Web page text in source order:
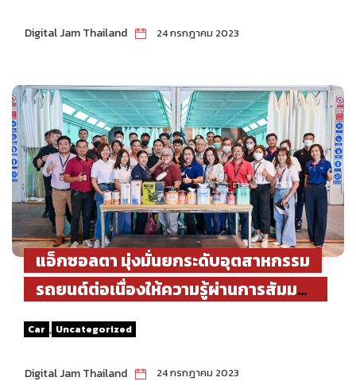
ทริป
Digital Jam Thailand 24 กรกฎาคม 2023
แอ็กซอลตา มุ่งมั่นยกระดับอุตสาหกรรม
รถยนต์ต่อเนื่องให้ความรู้ผ่านการสัมมนา
เพิ่มมูลค่าสีรถยนต์ด้วยนวัตกรรมใหม่
Car , Uncategorized
Digital Jam Thailand 24 กรกฎาคม 2023